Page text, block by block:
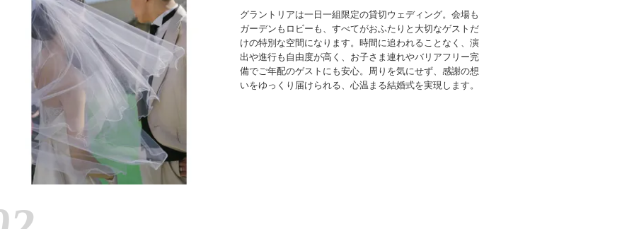
グラントリアは一日一組限定の貸切ウェディング。会場も
ガーデンもロビーも、すべてがおふたりと大切なゲストだ
けの特別な空間になります。時間に追われることなく、演
出や進行も自由度が高く、お子さま連れやバリアフリー完
備でご年配のゲストにも安心。周りを気にせず、感謝の想
いをゆっくり届けられる、心温まる結婚式を実現します。